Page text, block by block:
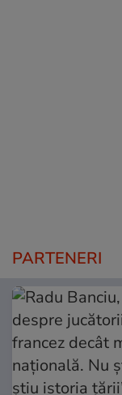
PARTENERI